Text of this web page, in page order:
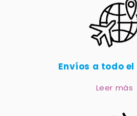
Envíos a todo
Leer más